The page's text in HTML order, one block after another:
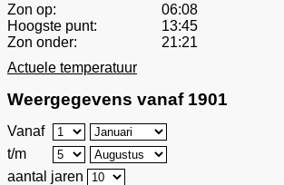
Zon op:
06:08
Hoogste punt:
13:45
Zon onder:
21:21
Actuele temperatuur
Weergegevens vanaf 1901
Vanaf
t/m
aantal jaren